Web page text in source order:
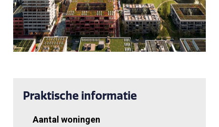
Praktische informatie
Aantal woningen